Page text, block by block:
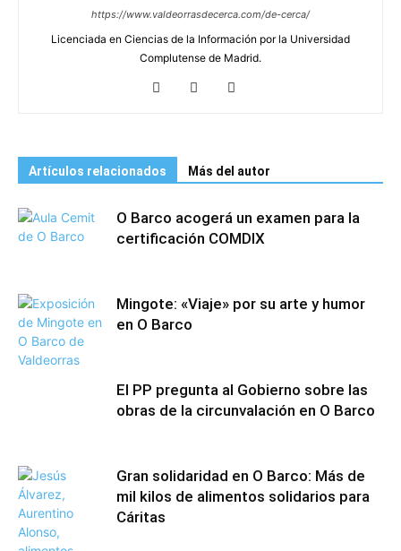
https://www.valdeorrasdecerca.com/de-cerca/
Licenciada en Ciencias de la Información por la Universidad
Complutense de Madrid.
Artículos relacionados Más del autor
O Barco acogerá un examen para la
certificación COMDIX
Mingote: «Viaje» por su arte y humor
en O Barco
El PP pregunta al Gobierno sobre las
obras de la circunvalación en O Barco
Gran solidaridad en O Barco: Más de
mil kilos de alimentos solidarios para
Cáritas